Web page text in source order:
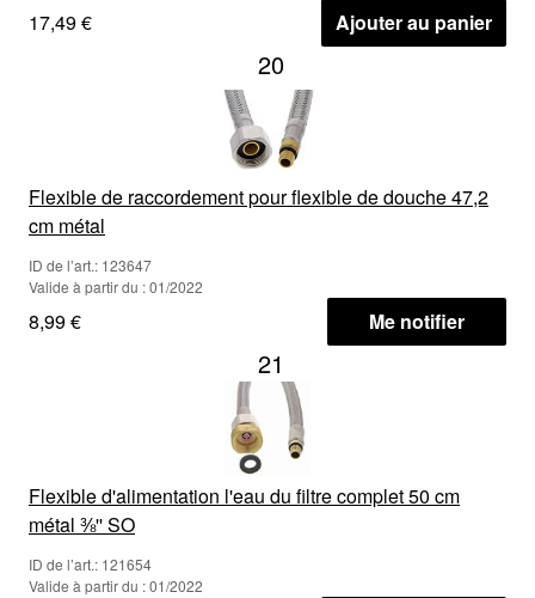
17,49 € Ajouter au panier
20
Flexible de raccordement pour flexible de douche 47,2
cm métal
ID de l’art.: 123647
Valide à partir du : 01/2022
8,99 € Me notifier
21
Flexible d'alimentation l'eau du filtre complet 50 cm
métal ⅜'' SO
ID de l’art.: 121654
Valide à partir du : 01/2022